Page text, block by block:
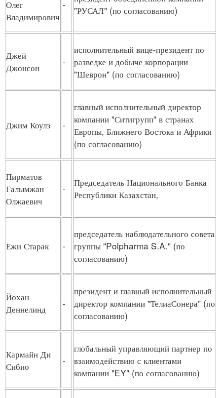
Олег
Владимирович
-
"РУСАЛ" (по согласованию)
Джей
Джонсон
-
исполнительный вице-президент по
разведке и добыче корпорации
"Шеврон" (по согласованию)
Джим Коулз -
главный исполнительный директор
компании "Ситигрупп" в странах
Европы, Ближнего Востока и Африки
(по согласованию)
Пирматов
Галымжан
Олжаевич
-
Председатель Национального Банка
Республики Казахстан,
Ежи Старак -
председатель наблюдательного совета
группы "Polpharma S.A." (по
согласованию)
Йохан
Деннелинд
-
президент и главный исполнительный
директор компании "ТелиаСонера" (по
согласованию)
Кармайн Ди
Сибио
-
глобальный управляющий партнер по
взаимодействию с клиентами
компании "EY" (по согласованию)